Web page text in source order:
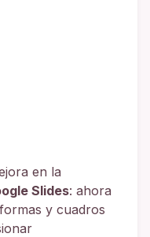
en la
Slides: ahora
y cuadros